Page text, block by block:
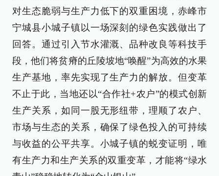
对生态脆弱与生产力低下的双重困境，赤峰市
宁城县小城子镇以一场深刻的绿色实践做出了
回答。通过引入节水灌溉、品种改良等科技手
段，他们将贫瘠的丘陵坡地“唤醒”为高效的水果
生产基地，率先实现了生产力的解放。但变革
不止于此，当地还以“合作社+农户”的模式创新
生产关系，如同一股无形纽带，理顺了农户、
市场与生态的关系，确保了绿色投入的可持续
与收益的公平共享。小城子镇的蜕变证明，唯
有生产力和生产关系的双重变革，才能将“绿水